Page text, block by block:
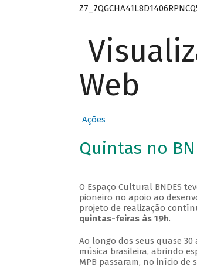
Web
Ações
Quintas no
O Espaço Cultural BNDES
pioneiro no apoio ao
projeto de realização
quintas-feiras às 19h.
Ao longo dos seus quase 30
música brasileira, abrindo
MPB passaram, no início de